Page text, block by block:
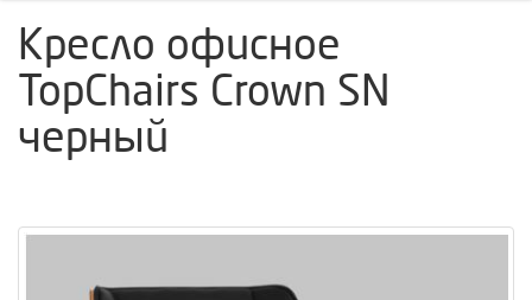
Кресло офисное
TopChairs Crown SN
черный